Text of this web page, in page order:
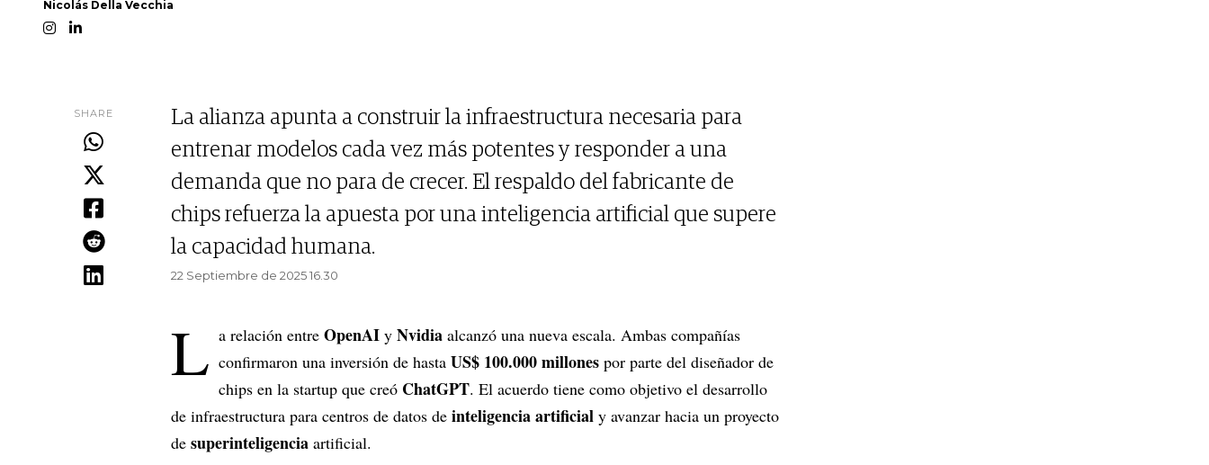
Nicolás Della Vecchia
SHARE
La alianza apunta a construir la infraestructura necesaria para
entrenar modelos cada vez más potentes y responder a una
demanda que no para de crecer. El respaldo del fabricante de
chips refuerza la apuesta por una inteligencia artificial que supere
la capacidad humana.
22 Septiembre de 2025 16.30
L a relación entre OpenAI y Nvidia alcanzó una nueva escala. Ambas compañías
confirmaron una inversión de hasta US$ 100.000 millones por parte del diseñador de
chips en la startup que creó ChatGPT. El acuerdo tiene como objetivo el desarrollo
de infraestructura para centros de datos de inteligencia artificial y avanzar hacia un proyecto
de superinteligencia artificial.